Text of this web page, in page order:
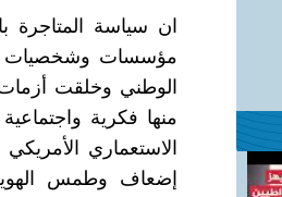
ان سياسة المتاجرة
مؤسسات وشخصيات
الوطني وخلقت
منها فكرية
الاستعماري
إضعاف وطمس